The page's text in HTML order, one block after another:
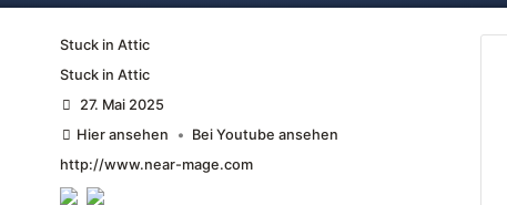
Stuck in Attic
Stuck in Attic
27. Mai 2025
Hier ansehen
• Bei Youtube ansehen
http://www.near-mage.com